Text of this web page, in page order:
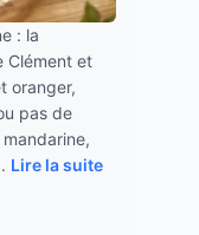
: la
Clément et
oranger,
pas de
Lire la suite